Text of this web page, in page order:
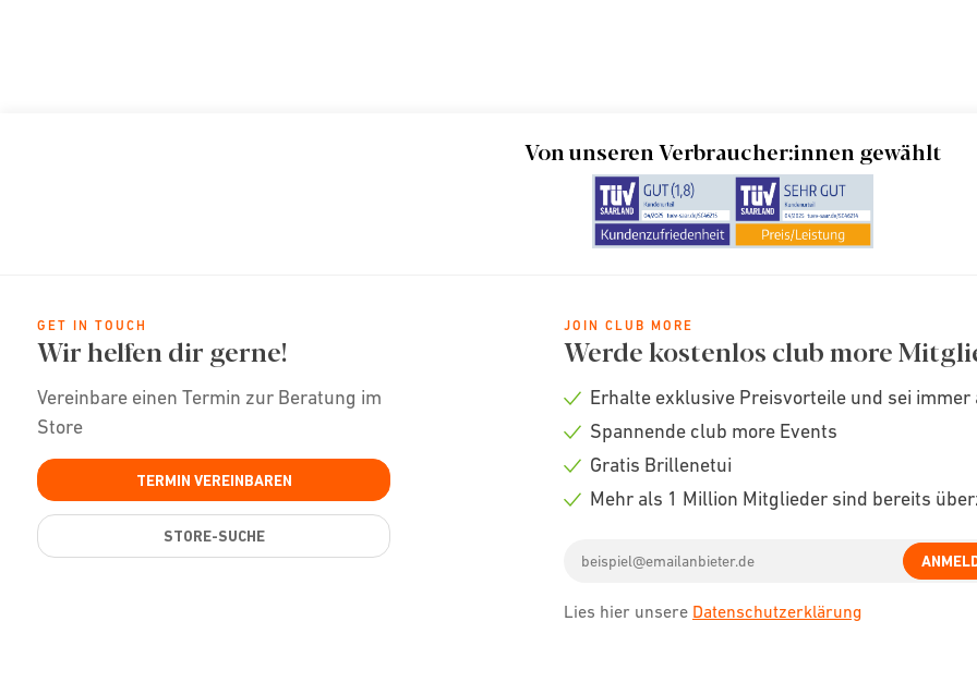
Von unseren Verbraucher:innen gewählt
GET IN TOUCH
Wir helfen dir gerne!
Vereinbare einen Termin zur Beratung im
Store
TERMIN VEREINBAREN
STORE-SUCHE
JOIN CLUB MORE
Werde kostenlos club more
Check
Erhalte exklusive Preisvorteile und sei
Check
Spannende club more Events
Check
Gratis Brillenetui
Mehr als 1 Million Mitglieder sind bereits
address
Lies hier unsere Datenschutzerklärung